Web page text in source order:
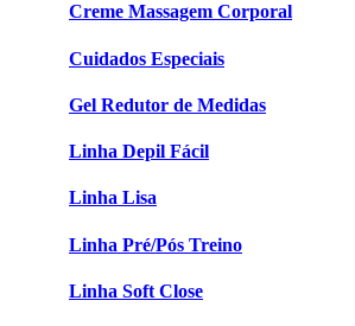
Creme Massagem Corporal
Cuidados Especiais
Gel Redutor de Medidas
Linha Depil Fácil
Linha Lisa
Linha Pré/Pós Treino
Linha Soft Close